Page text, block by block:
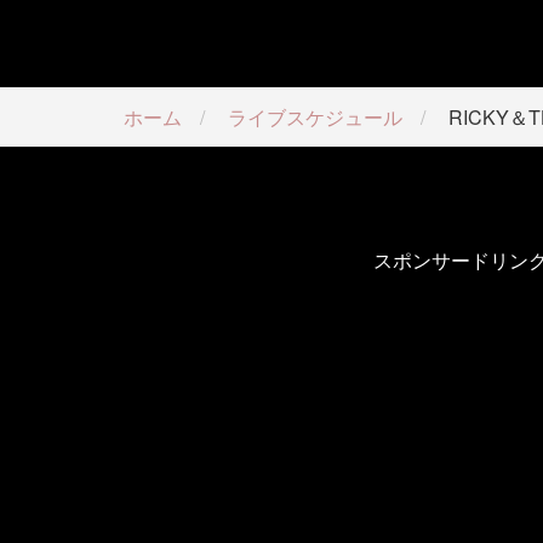
ホーム ライブスケジュール RICKY＆
スポンサードリン